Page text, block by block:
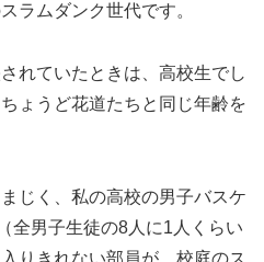
ラムダンク世代です。
れていたときは、高校生でし
ょうど花道たちと同じ年齢を
じく、私の高校の男子バスケ
全男子生徒の8人に1人くらい
りきれない部員が、校庭のス